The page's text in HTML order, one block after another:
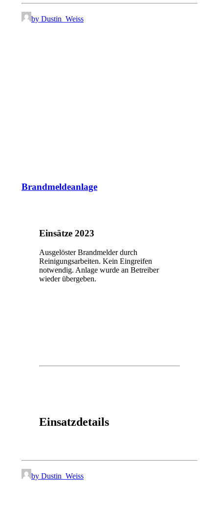
by Dustin_Weiss
Brandmeldeanlage
Einsätze 2023
Ausgelöster Brandmelder durch
Reinigungsarbeiten. Kein Eingreifen
notwendig. Anlage wurde an Betreiber
wieder übergeben.
Einsatzdetails
by Dustin_Weiss